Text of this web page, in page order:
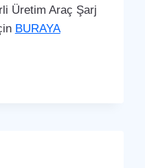
Üretim Araç Şarj
BURAYA